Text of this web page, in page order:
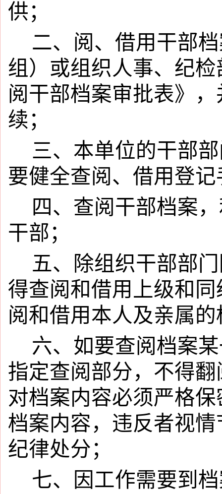
供；
二、阅、借用干部
组）或组织人事、纪
阅干部档案审批表》
续；
三、本单位的干部
要健全查阅、借用登记
四、查阅干部档案
干部；
五、除组织干部部
得查阅和借用上级和
阅和借用本人及亲属
六、如要查阅档案
指定查阅部分，不得
对档案内容必须严格
档案内容，违反者视
纪律处分；
七、因工作需要到